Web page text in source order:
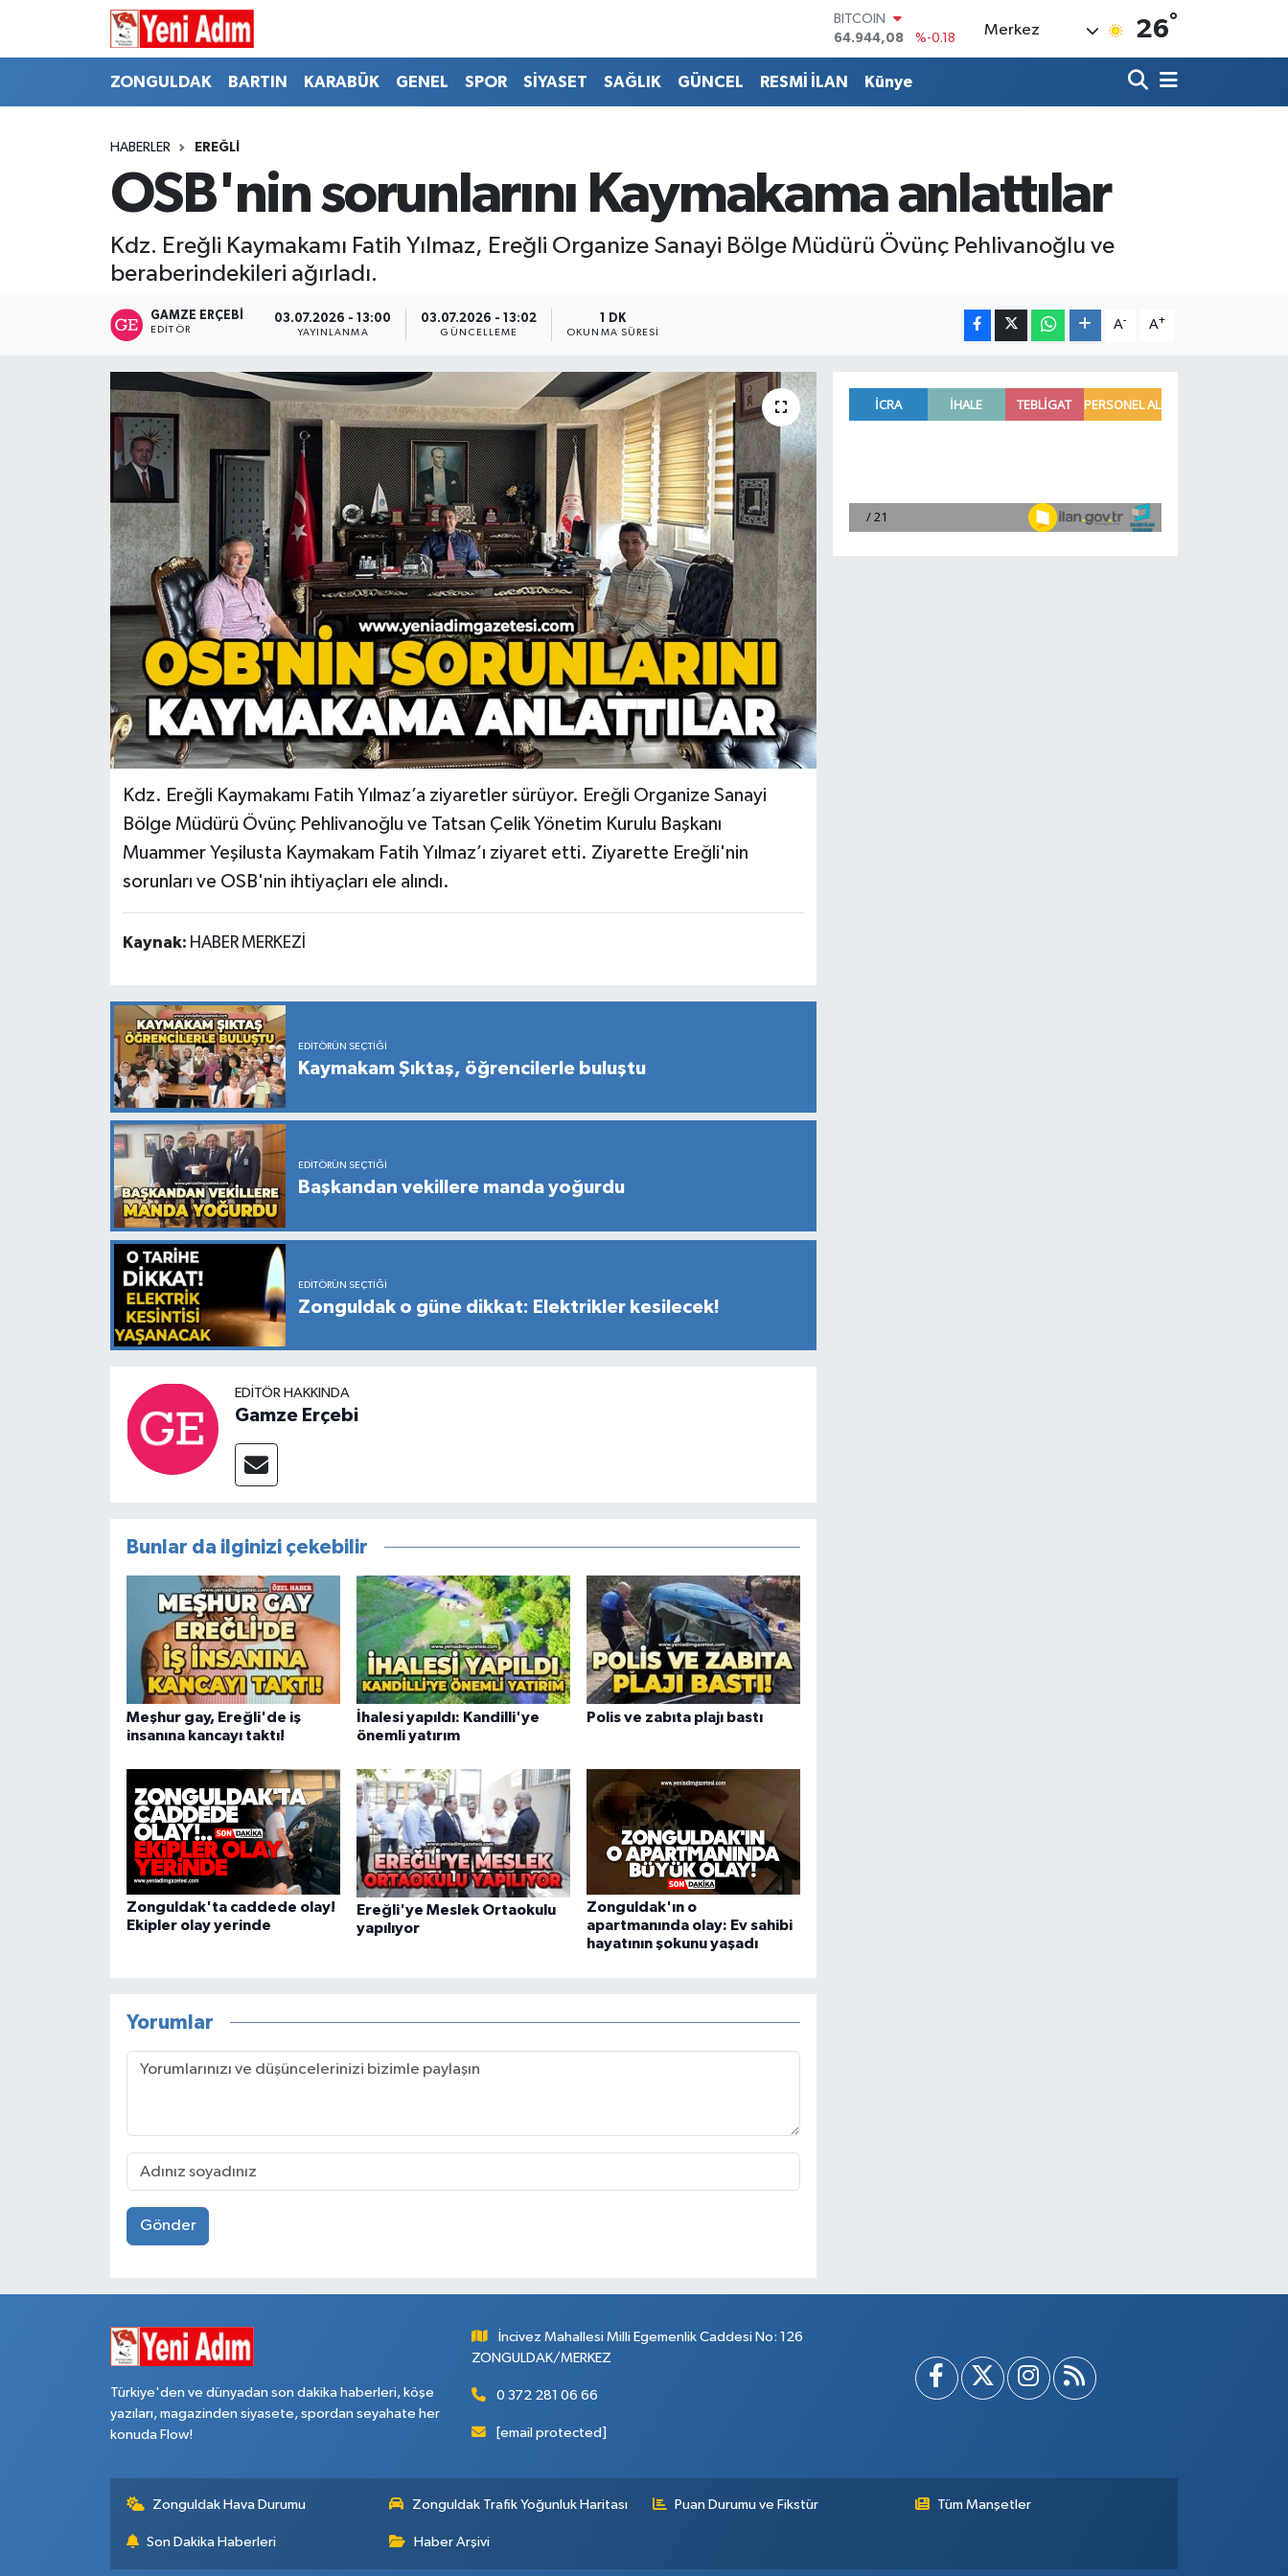
BITCOIN
64.944,08
%-0.18
DOLAR
47,7436
%0.18
6660.55
%0.03
BİST100
%-14
Merkez 26°
ZONGULDAK BARTIN KARABÜK GENEL SPOR SİYASET SAĞLIK GÜNCEL RESMİ İLAN Künye
HABERLER EREĞLİ
OSB'nin sorunlarını Kaymakama anlattılar
Kdz. Ereğli Kaymakamı Fatih Yılmaz, Ereğli Organize Sanayi Bölge Müdürü Övünç Pehlivanoğlu ve
beraberindekileri ağırladı.
GAMZE ERÇEBI
EDITÖR
03.07.2026 - 13:00
YAYINLANMA
03.07.2026 - 13:02
GÜNCELLEME
1 DK
OKUNMA SÜRESI
A- A+
Kdz. Ereğli Kaymakamı Fatih Yılmaz’a ziyaretler sürüyor. Ereğli Organize Sanayi
Bölge Müdürü Övünç Pehlivanoğlu ve Tatsan Çelik Yönetim Kurulu Başkanı
Muammer Yeşilusta Kaymakam Fatih Yılmaz’ı ziyaret etti. Ziyarette Ereğli'nin
sorunları ve OSB'nin ihtiyaçları ele alındı.
Kaynak: HABER MERKEZİ
EDITÖRÜN SEÇTIĞI
Kaymakam Şıktaş, öğrencilerle buluştu
EDITÖRÜN SEÇTIĞI
Başkandan vekillere manda yoğurdu
EDITÖRÜN SEÇTIĞI
Zonguldak o güne dikkat: Elektrikler kesilecek!
EDITÖR HAKKINDA
Gamze Erçebi
Bunlar da ilginizi çekebilir
Meşhur gay, Ereğli'de iş
insanına kancayı taktı!
İhalesi yapıldı: Kandilli'ye
önemli yatırım
Polis ve zabıta plajı bastı
Zonguldak'ta caddede olay!
Ekipler olay yerinde
Ereğli'ye Meslek Ortaokulu
yapılıyor
Zonguldak'ın o
apartmanında olay: Ev sahibi
hayatının şokunu yaşadı
Yorumlar
Gönder
Türkiye'den ve dünyadan son dakika haberleri, köşe
yazıları, magazinden siyasete, spordan seyahate her
konuda Flow!
İncivez Mahallesi Milli Egemenlik Caddesi No: 126
ZONGULDAK/MERKEZ
0 372 281 06 66
[email protected]
Zonguldak Hava Durumu Zonguldak Trafik Yoğunluk Haritası Puan Durumu ve Fikstür Tüm Manşetler
Son Dakika Haberleri Haber Arşivi
ZONGULDAK
SİYASET
RESMİ İLAN
ZONGULDAK
KARABÜK
SİYASET
GÜNCEL
RESMİ İLAN
Zonguldak Hava Durumu
Süper Lig Puan Durumu ve Fikstür
Son Dakika Haberleri
Haber Arşivi